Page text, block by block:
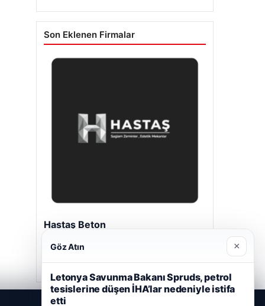
Son Eklenen Firmalar
Hastaş Beton
Göz Atın ×
Letonya Savunma Bakanı Spruds, petrol
tesislerine düşen İHA’lar nedeniyle istifa
etti